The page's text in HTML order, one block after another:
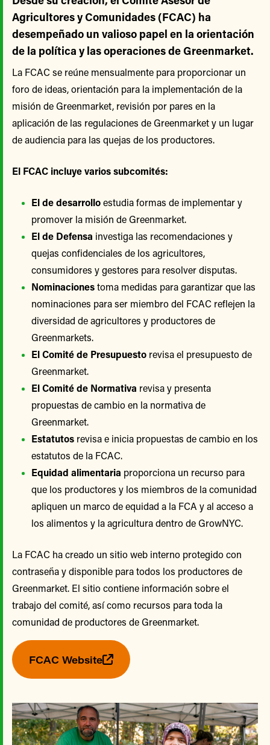
Agricultores y Comunidades (FCAC) ha
desempeñado un valioso papel en la orientación
de la política y las operaciones de Greenmarket.
La FCAC se reúne mensualmente para proporcionar un
foro de ideas, orientación para la implementación de la
misión de Greenmarket, revisión por pares en la
aplicación de las regulaciones de Greenmarket y un lugar
de audiencia para las quejas de los productores.
El FCAC incluye varios subcomités:
El de desarrolloestudia formas de implementar y
promover la misión de Greenmarket.
El de Defensa investiga las recomendaciones y
quejas confidenciales de los agricultores,
consumidores y gestores para resolver disputas.
Nominacionestoma medidas para garantizar que las
nominaciones para ser miembro del FCAC reflejen la
diversidad de agricultores y productores de
Greenmarkets.
El Comité de Presupuesto revisa el presupuesto de
Greenmarket.
El Comité de Normativa revisa y presenta
propuestas de cambio en la normativa de
Greenmarket.
Estatutos revisa e inicia propuestas de cambio en los
estatutos de la FCAC.
Equidad alimentaria proporciona un recurso para
que los productores y los miembros de la comunidad
apliquen un marco de equidad a la FCA y al acceso a
los alimentos y la agricultura dentro de GrowNYC.
La FCAC ha creado un sitio web interno protegido con
contraseña y disponible para todos los productores de
Greenmarket. El sitio contiene información sobre el
trabajo del comité, así como recursos para toda la
comunidad de productores de Greenmarket.
FCAC Website